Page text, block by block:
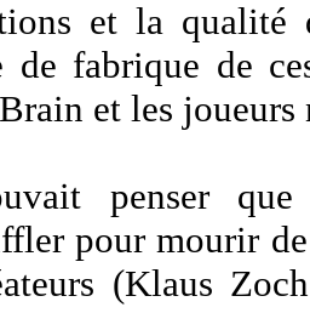
et la qualité
de fabrique de
et les joueurs
penser
pour mourir
(Klaus